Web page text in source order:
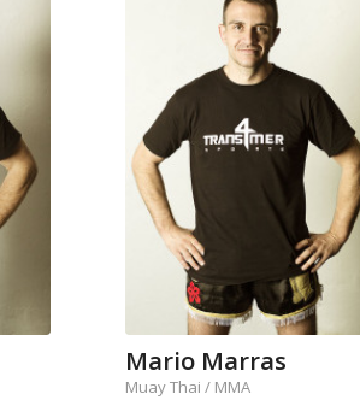
Mario Marras
Muay Thai / MMA